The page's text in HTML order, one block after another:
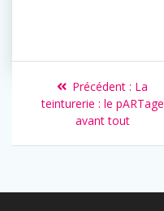
Précédent : La
teinturerie : le pARTage
avant tout